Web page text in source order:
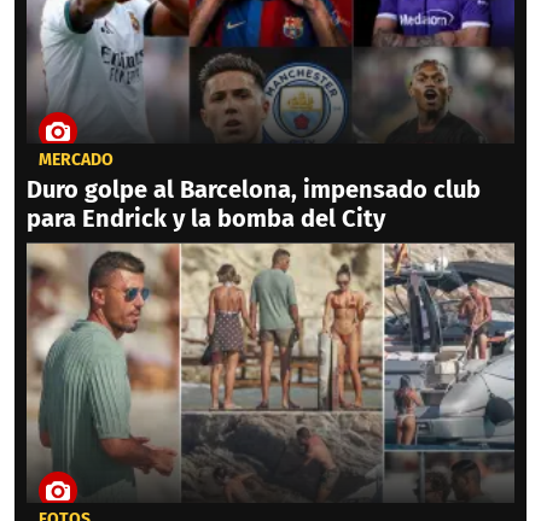
MERCADO
Duro golpe al Barcelona, impensado club
para Endrick y la bomba del City